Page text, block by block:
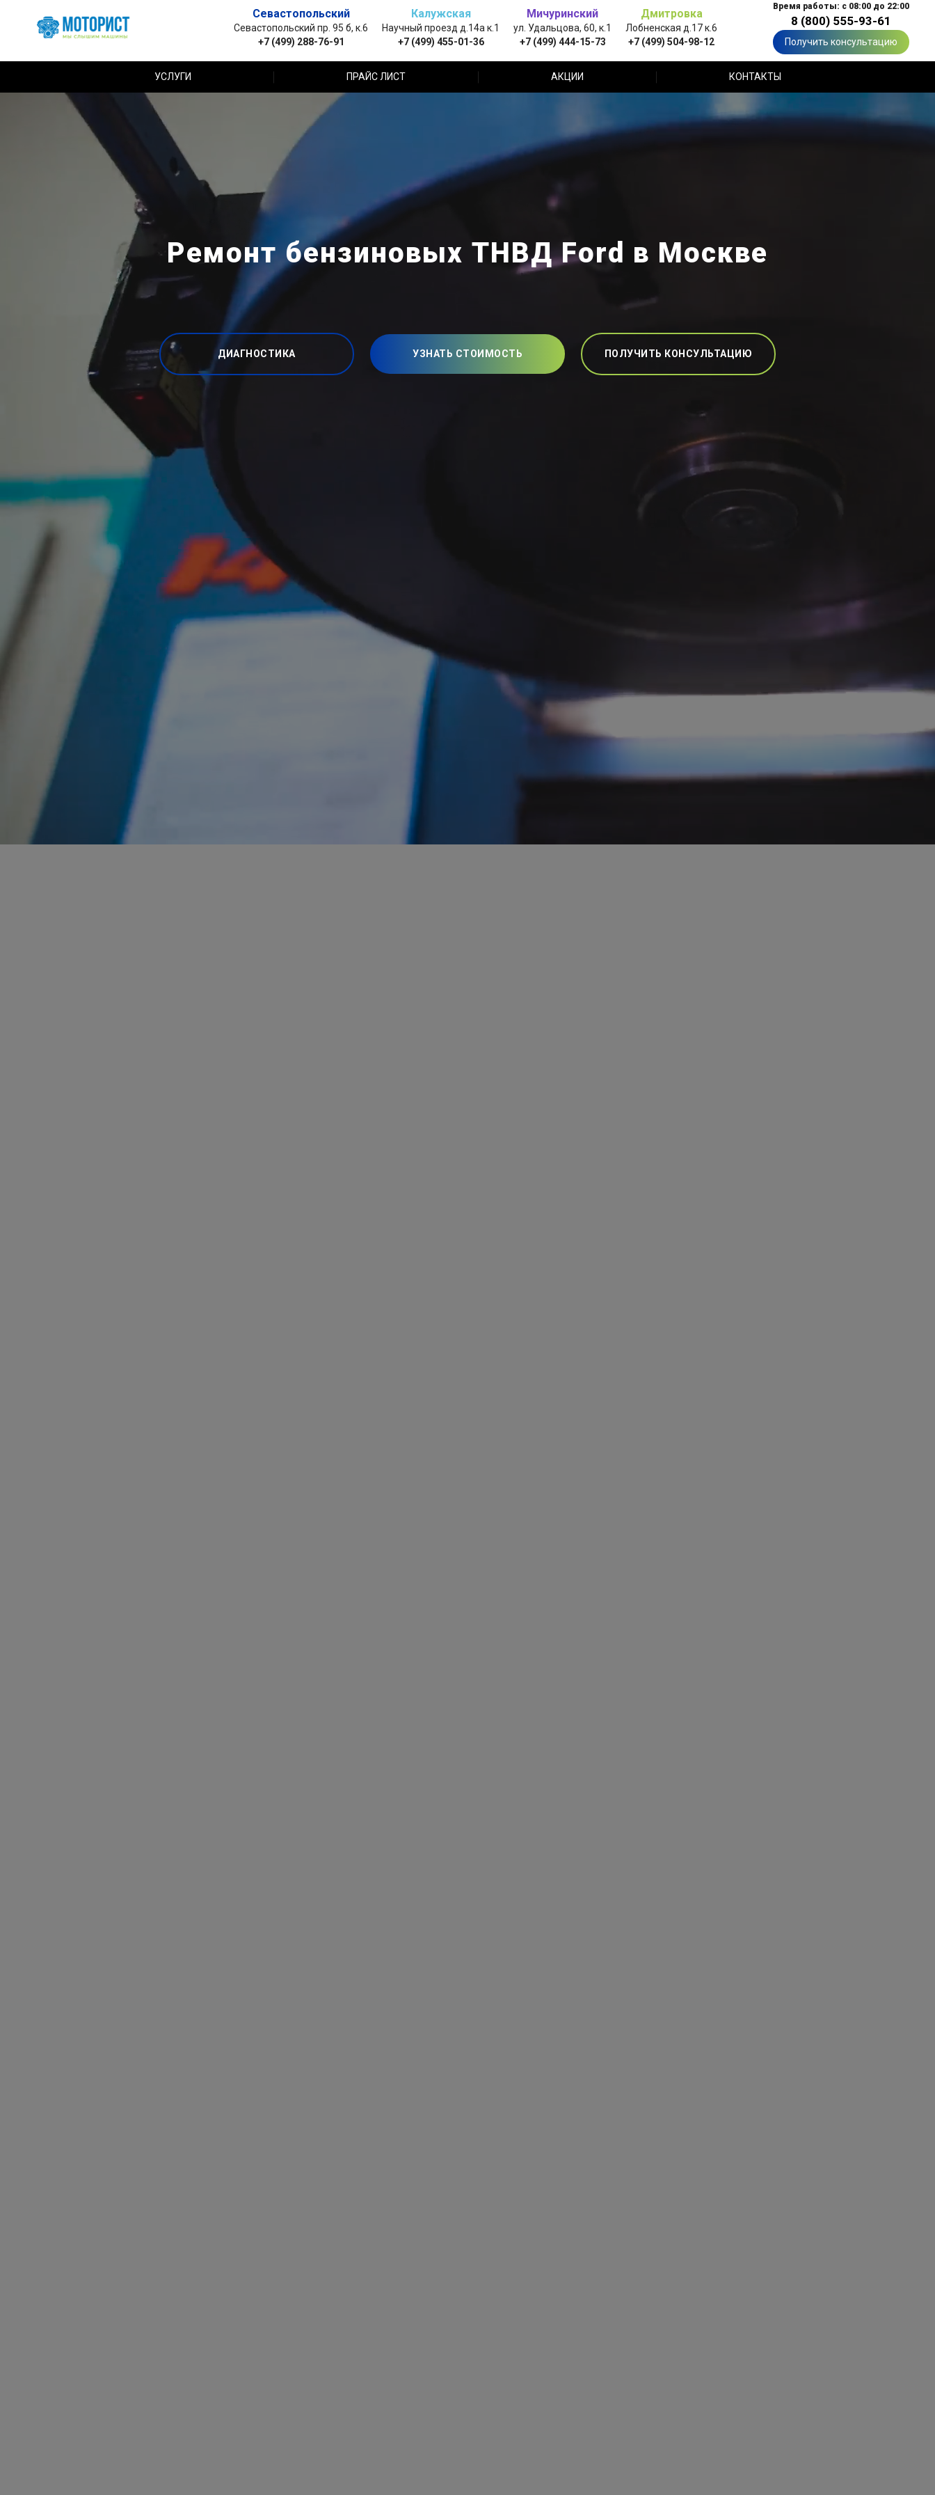
Севастопольский
Севастопольский пр. 95 б, к.6
+7 (499) 288-76-91
Калужская
Научный проезд д.14а к.1
+7 (499) 455-01-36
Мичуринский
ул. Удальцова, 60, к.1
+7 (499) 444-15-73
Дмитровка
Лобненская д.17 к.6
+7 (499) 504-98-12
Время работы: с 08:00 до 22:00
8 (800) 555-93-61
Получить консультацию
УСЛУГИ ПРАЙС ЛИСТ АКЦИИ КОНТАКТЫ
Ремонт бензиновых ТНВД Ford в Москве
ДИАГНОСТИКА УЗНАТЬ СТОИМОСТЬ ПОЛУЧИТЬ КОНСУЛЬТАЦИЮ